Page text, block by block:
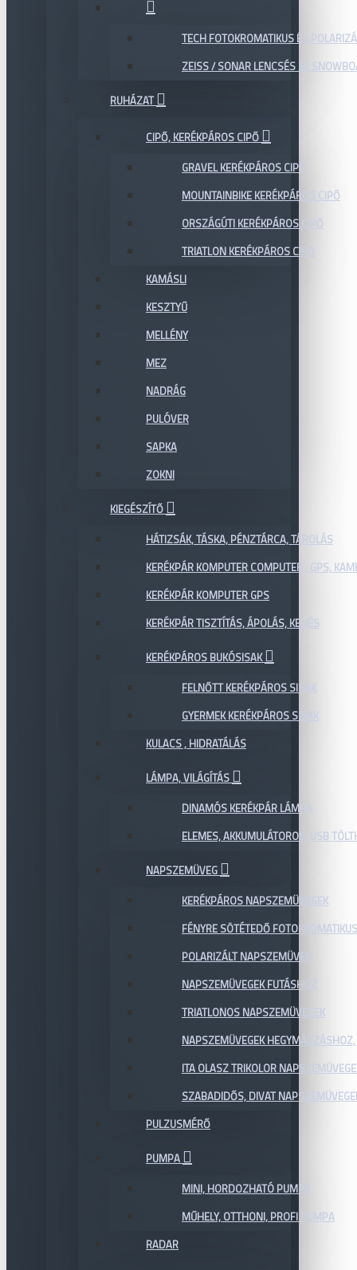
TECH FOTOKROMATIKUS ÉS
ZEISS / SONAR LENCSÉS SÍ,
RUHÁZAT
CIPŐ, KERÉKPÁROS CIPŐ
GRAVEL KERÉKPÁROS CIPŐ
MOUNTAINBIKE KERÉKPÁROS CIPŐ
ORSZÁGÚTI KERÉKPÁROS CIPŐ
TRIATLON KERÉKPÁROS CIPŐ
KAMÁSLI
KESZTYŰ
MELLÉNY
MEZ
NADRÁG
PULÓVER
SAPKA
ZOKNI
KIEGÉSZÍTŐ
HÁTIZSÁK, TÁSKA, PÉNZTÁRCA, TÁROLÁS
KERÉKPÁR KOMPUTER COMPUTER , GPS,
KERÉKPÁR KOMPUTER GPS
KERÉKPÁR TISZTÍTÁS, ÁPOLÁS, KENÉS
KERÉKPÁROS BUKÓSISAK
FELNŐTT KERÉKPÁROS SISAK
GYERMEK KERÉKPÁROS SISAK
KULACS , HIDRATÁLÁS
LÁMPA, VILÁGÍTÁS
DINAMÓS KERÉKPÁR LÁMPA
ELEMES, AKKUMULÁTOROS, USB
NAPSZEMÜVEG
KERÉKPÁROS NAPSZEMÜVEGEK
FÉNYRE SÖTÉTEDŐ
POLARIZÁLT NAPSZEMÜVEG
NAPSZEMÜVEGEK FUTÁSHOZ
TRIATLONOS NAPSZEMÜVEGEK
NAPSZEMÜVEGEK
ITA OLASZ TRIKOLOR
SZABADIDŐS, DIVAT
PULZUSMÉRŐ
PUMPA
MINI, HORDOZHATÓ PUMPA
MŰHELY, OTTHONI, PROFI PUMPA
RADAR